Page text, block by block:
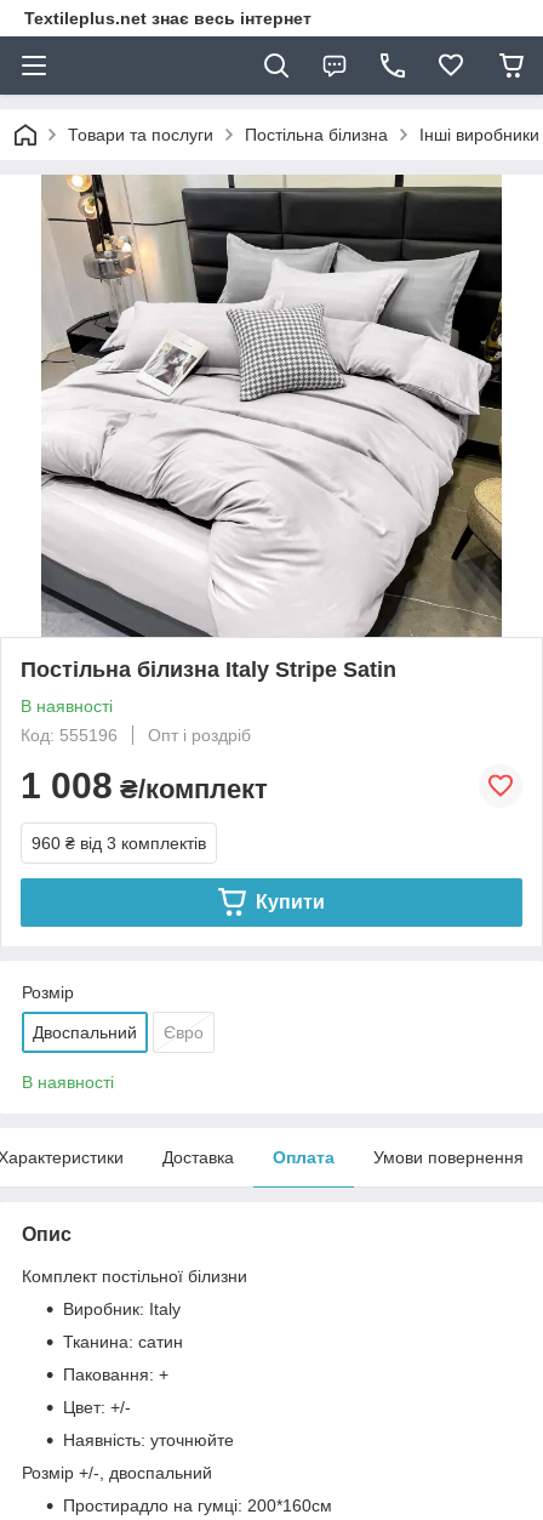
Textileplus.net знає весь інтернет
Товари та послуги Постільна білизна Інші виробники
Постільна білизна Italy Stripe Satin
В наявності
Код: 555196
Опт і роздріб
1 008 ₴/комплект
960 ₴ від 3 комплектів
Купити
Розмір
Двоспальний Євро
В наявності
Доставка Оплата Умови повернення
Опис
Комплект постільної білизни
Виробник: Italy
Тканина: сатин
Паковання: +
Цвет: +/-
Наявність: уточнюйте
Розмір +/-, двоспальний
Простирадло на гумці: 200*160см